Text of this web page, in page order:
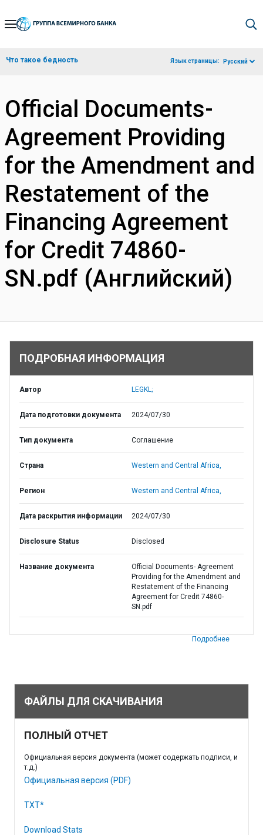
Skip
Navigation
Что такое бедность Язык страницы: Русский
Official Documents-
Agreement Providing
for the Amendment and
Restatement of the
Financing Agreement
for Credit 74860-
SN.pdf (Английский)
ПОДРОБНАЯ ИНФОРМАЦИЯ
Автор LEGKL;
Дата подготовки документа 2024/07/30
Тип документа Соглашение
Страна Western and Central Africa,
Регион Western and Central Africa,
Дата раскрытия информации 2024/07/30
Disclosure Status Disclosed
Название документа
Official Documents- Agreement
Providing for the Amendment and
Restatement of the Financing
Agreement for Credit 74860-
SN.pdf
Подробнее
ФАЙЛЫ ДЛЯ СКАЧИВАНИЯ
ПОЛНЫЙ ОТЧЕТ
Официальная версия документа (может содержать подписи, и
т.д.)
Официальная версия (PDF)
TXT*
Download Stats